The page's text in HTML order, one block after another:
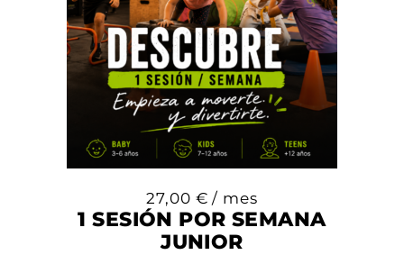
27,00 € / mes
1 SESIÓN POR SEMANA
JUNIOR